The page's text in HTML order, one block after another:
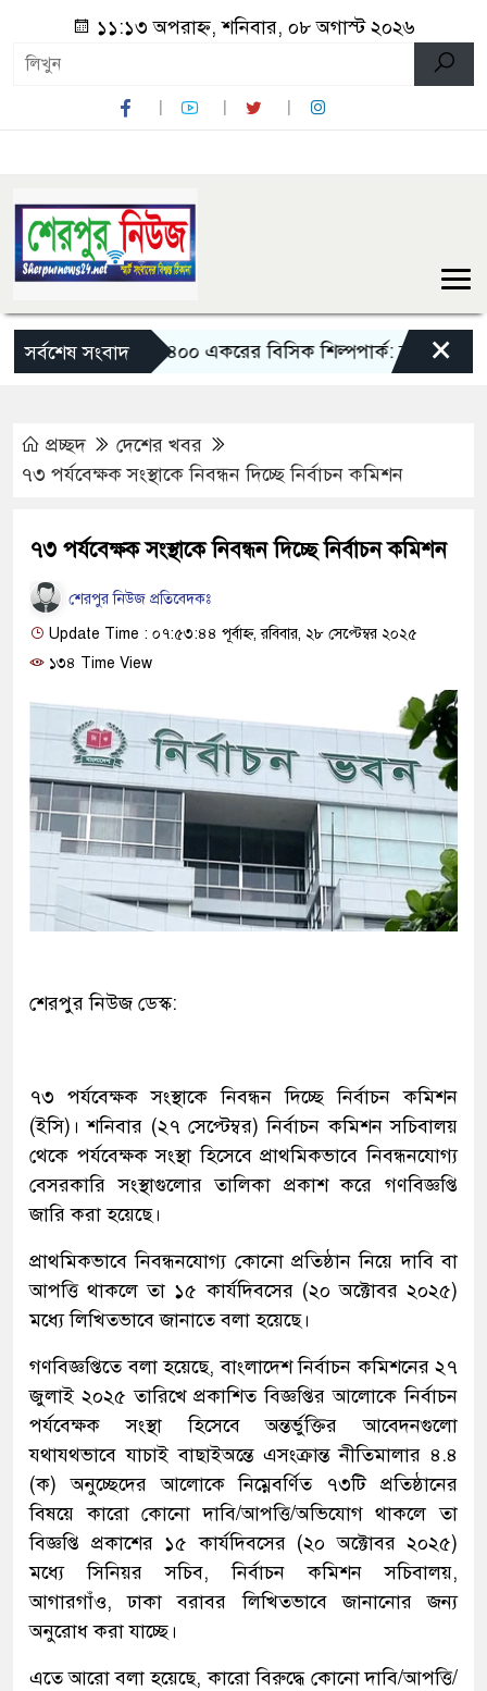
১১:১৩ অপরাহ্ন, শনিবার, ০৮ অগাস্ট ২০২৬
সর্বশেষ সংবাদ
তৈরি হবে ৪০০ একরের বিসিক শিল্পপার্ক: বাণিজ্যমন্ত্রী ×
প্রচ্ছদ
দেশের খবর
৭৩ পর্যবেক্ষক সংস্থাকে নিবন্ধন দিচ্ছে নির্বাচন কমিশন
৭৩ পর্যবেক্ষক সংস্থাকে নিবন্ধন দিচ্ছে নির্বাচন কমিশন
শেরপুর নিউজ প্রতিবেদকঃ
Update Time : ০৭:৫৩:৪৪ পূর্বাহ্ন, রবিবার, ২৮ সেপ্টেম্বর ২০২৫
১৩৪ Time View
শেরপুর নিউজ ডেস্ক:
৭৩ পর্যবেক্ষক সংস্থাকে নিবন্ধন দিচ্ছে নির্বাচন কমিশন
(ইসি)। শনিবার (২৭ সেপ্টেম্বর) নির্বাচন কমিশন সচিবালয়
থেকে পর্যবেক্ষক সংস্থা হিসেবে প্রাথমিকভাবে নিবন্ধনযোগ্য
বেসরকারি সংস্থাগুলোর তালিকা প্রকাশ করে গণবিজ্ঞপ্তি
জারি করা হয়েছে।
প্রাথমিকভাবে নিবন্ধনযোগ্য কোনো প্রতিষ্ঠান নিয়ে দাবি বা
আপত্তি থাকলে তা ১৫ কার্যদিবসের (২০ অক্টোবর ২০২৫)
মধ্যে লিখিতভাবে জানাতে বলা হয়েছে।
গণবিজ্ঞপ্তিতে বলা হয়েছে, বাংলাদেশ নির্বাচন কমিশনের ২৭
জুলাই ২০২৫ তারিখে প্রকাশিত বিজ্ঞপ্তির আলোকে নির্বাচন
পর্যবেক্ষক সংস্থা হিসেবে অন্তর্ভুক্তির আবেদনগুলো
যথাযথভাবে যাচাই বাছাইঅন্তে এসংক্রান্ত নীতিমালার ৪.৪
(ক) অনুচ্ছেদের আলোকে নিম্নেবর্ণিত ৭৩টি প্রতিষ্ঠানের
বিষয়ে কারো কোনো দাবি/আপত্তি/অভিযোগ থাকলে তা
বিজ্ঞপ্তি প্রকাশের ১৫ কার্যদিবসের (২০ অক্টোবর ২০২৫)
মধ্যে সিনিয়র সচিব, নির্বাচন কমিশন সচিবালয়,
আগারগাঁও, ঢাকা বরাবর লিখিতভাবে জানানোর জন্য
অনুরোধ করা যাচ্ছে।
এতে আরো বলা হয়েছে, কারো বিরুদ্ধে কোনো দাবি/আপত্তি/